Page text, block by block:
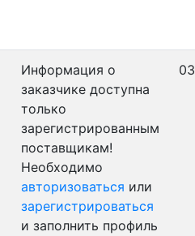
Информация о
заказчике доступна
только
зарегистрированным
поставщикам!
Необходимо
авторизоваться или
зарегистрироваться
и заполнить профиль